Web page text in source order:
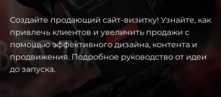
Создайте продающий сайт-визитку! Узнайте, как
привлечь клиентов и увеличить продажи с
помощью эффективного дизайна, контента и
продвижения. Подробное руководство от идеи
до запуска.